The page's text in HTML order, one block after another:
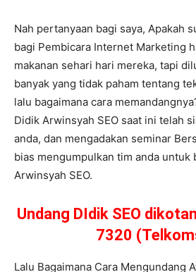
Nah pertanyaan bagi saya, Apakah
bagi Pembicara Internet Marketing
makanan sehari hari mereka, tapi
banyak yang tidak paham tentang
lalu bagaimana cara
Didik Arwinsyah SEO saat ini telah
anda, dan mengadakan seminar
bias mengumpulkan tim anda untuk
Arwinsyah SEO.
Undang DIdik SEO
7320
Lalu Bagaimana Cara Mengundang